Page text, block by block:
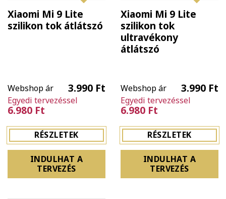
Xiaomi Mi 9 Lite
szilikon tok átlátszó
Webshop ár 3.990 Ft
Egyedi tervezéssel
6.980 Ft
RÉSZLETEK
INDULHAT A
TERVEZÉS
Xiaomi Mi 9 Lite
szilikon tok
ultravékony
átlátszó
Webshop ár 3.990 Ft
Egyedi tervezéssel
6.980 Ft
RÉSZLETEK
INDULHAT A
TERVEZÉS